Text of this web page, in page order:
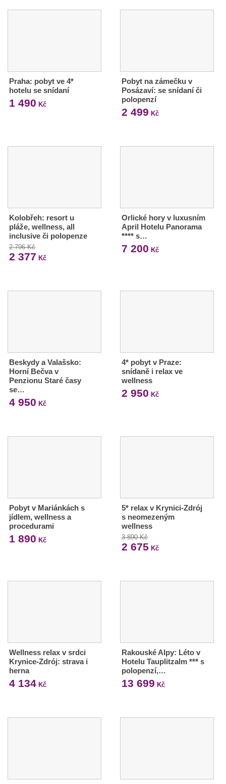
Praha: pobyt ve 4*
hotelu se snídaní
1 490 Kč
Pobyt na zámečku v
Posázaví: se snídaní či
polopenzí
2 499 Kč
Kolobřeh: resort u
pláže, wellness, all
inclusive či polopenze
2 796 Kč
2 377 Kč
Orlické hory v luxusním
April Hotelu Panorama
**** s…
7 200 Kč
Beskydy a Valašsko:
Horní Bečva v
Penzionu Staré časy
se…
4 950 Kč
4* pobyt v Praze:
snídaně i relax ve
wellness
2 950 Kč
Pobyt v Mariánkách s
jídlem, wellness a
procedurami
1 890 Kč
5* relax v Krynici-Zdrój
s neomezeným
wellness
3 890 Kč
2 675 Kč
Wellness relax v srdci
Krynice-Zdrój: strava i
herna
4 134 Kč
Rakouské Alpy: Léto v
Hotelu Tauplitzalm *** s
polopenzí,…
13 699 Kč